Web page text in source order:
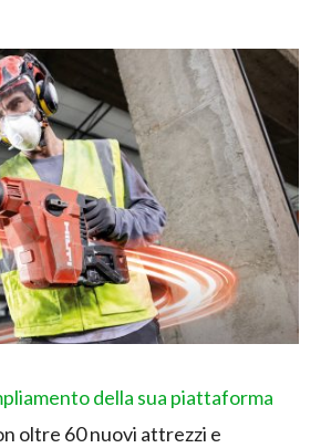
della sua piattaforma
oltre 60 nuovi attrezzi e